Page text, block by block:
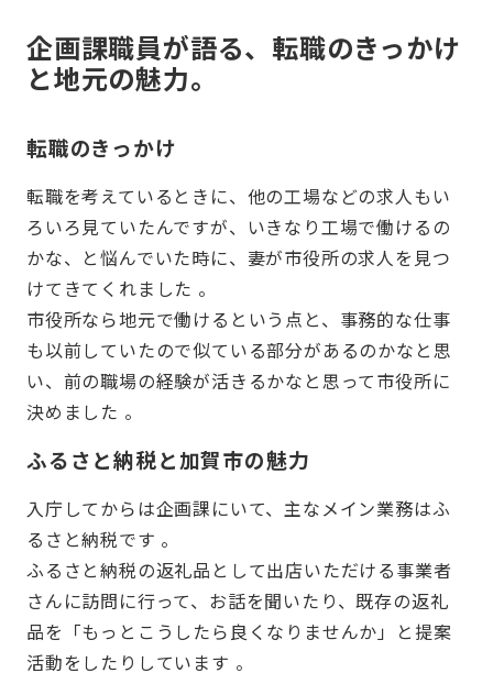
企画課職員が語る、転職のきっかけ
と地元の魅力。
転職のきっかけ
転職を考えているときに、他の工場などの求人もい
ろいろ見ていたんですが、いきなり工場で働けるの
かな、と悩んでいた時に、妻が市役所の求人を見つ
けてきてくれました 。
市役所なら地元で働けるという点と、事務的な仕事
も以前していたので似ている部分があるのかなと思
い、前の職場の経験が活きるかなと思って市役所に
決めました 。
ふるさと納税と加賀市の魅力
入庁してからは企画課にいて、主なメイン業務はふ
るさと納税です 。
ふるさと納税の返礼品として出店いただける事業者
さんに訪問に行って、お話を聞いたり、既存の返礼
品を「もっとこうしたら良くなりませんか」と提案
活動をしたりしています 。